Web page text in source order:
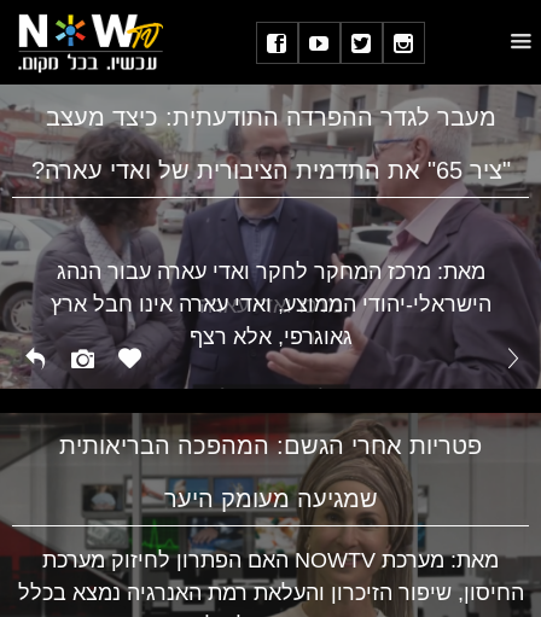
מעבר לגדר ההפרדה התודעתית: כיצד מעצב
"ציר 65" את התדמית הציבורית של ואדי עארה?
מרכז ואדי עארה
מאת: מרכז המחקר לחקר ואדי עארה עבור הנהג
הישראלי-יהודי הממוצע, ואדי עארה אינו חבל ארץ
גאוגרפי, אלא רצף
פטריות אחרי הגשם: המהפכה הבריאותית
שמגיעה מעומק היער
מאת: מערכת NOWTV האם הפתרון לחיזוק מערכת
החיסון, שיפור הזיכרון והעלאת רמת האנרגיה נמצא בכלל